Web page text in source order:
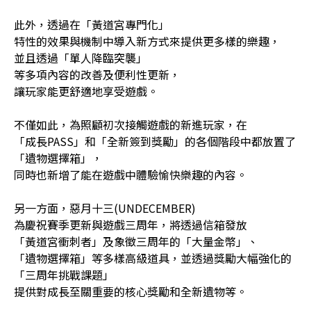
此外，透過在「黃道宮專門化」
特性的效果與機制中導入新方式來提供更多樣的樂趣，
並且透過「單人降臨突襲」
等多項內容的改善及便利性更新，
讓玩家能更舒適地享受遊戲。
不僅如此，為照顧初次接觸遊戲的新進玩家，在
「成長PASS」和「全新簽到獎勵」的各個階段中都放置了
「遺物選擇箱」，
同時也新增了能在遊戲中體驗愉快樂趣的內容。
另一方面，惡月十三(UNDECEMBER)
為慶祝賽季更新與遊戲三周年，將透過信箱發放
「黃道宮衝刺者」及象徵三周年的「大量金幣」、
「遺物選擇箱」等多樣高級道具，並透過獎勵大幅強化的
「三周年挑戰課題」
提供對成長至關重要的核心獎勵和全新遺物等。